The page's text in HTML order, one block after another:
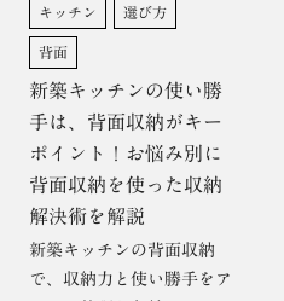
キッチン 選び方
背面
新築キッチンの使い勝
手は、背面収納がキー
ポイント！お悩み別に
背面収納を使った収納
解決術を解説
新築キッチンの背面収納
で、収納力と使い勝手をア